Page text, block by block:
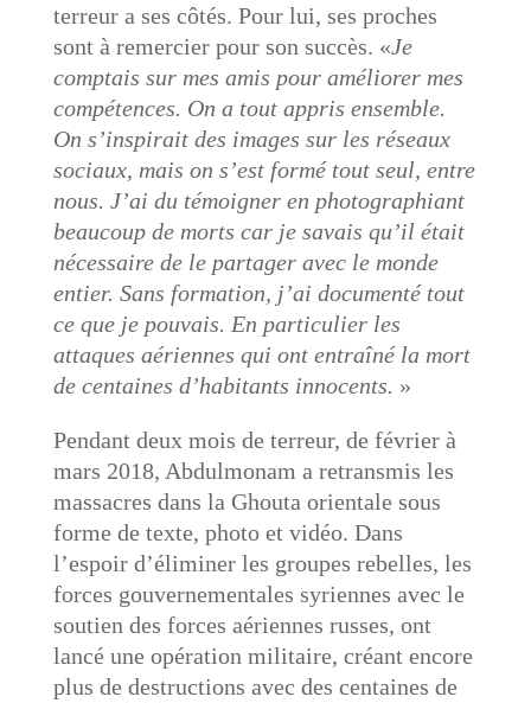
terreur a ses côtés. Pour lui, ses proches
sont à remercier pour son succès. «Je
comptais sur mes amis pour améliorer mes
compétences. On a tout appris ensemble.
On s’inspirait des images sur les réseaux
sociaux, mais on s’est formé tout seul, entre
nous. J’ai du témoigner en photographiant
beaucoup de morts car je savais qu’il était
nécessaire de le partager avec le monde
entier. Sans formation, j’ai documenté tout
ce que je pouvais. En particulier les
attaques aériennes qui ont entraîné la mort
de centaines d’habitants innocents. »
Pendant deux mois de terreur, de février à
mars 2018, Abdulmonam a retransmis les
massacres dans la Ghouta orientale sous
forme de texte, photo et vidéo. Dans
l’espoir d’éliminer les groupes rebelles, les
forces gouvernementales syriennes avec le
soutien des forces aériennes russes, ont
lancé une opération militaire, créant encore
plus de destructions avec des centaines de